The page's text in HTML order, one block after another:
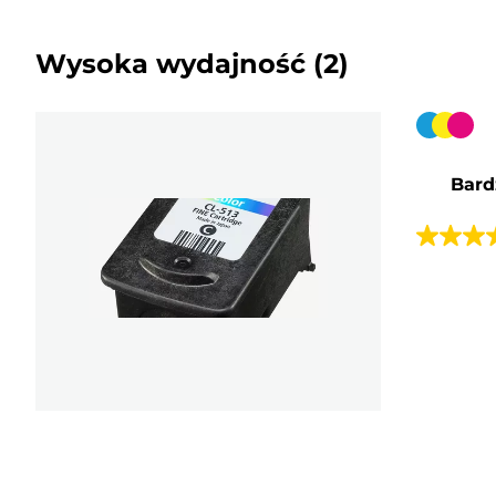
Wysoka wydajność (2)
Wkład
4.6